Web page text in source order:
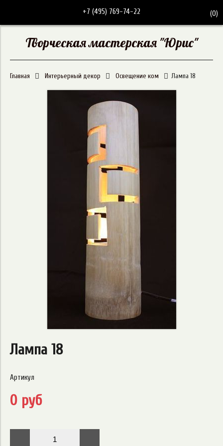
+7 (495) 769-74-22 (0)
Творческая мастерская "Юрис"
Главная Интерьерный декор Освещение ком Лампа 18
Лампа 18
Артикул
0 руб